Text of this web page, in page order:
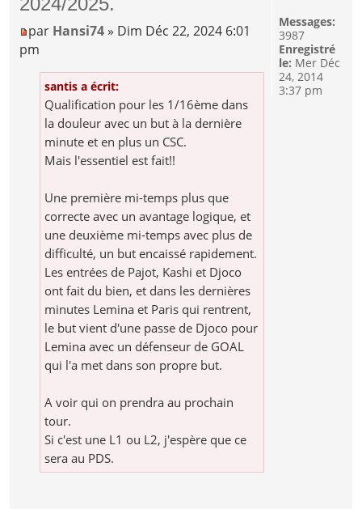
par Hansi74 » Dim Déc 22, 2024 6:01
pm
santis a écrit:
Qualification pour les 1/16ème dans
la douleur avec un but à la dernière
minute et en plus un CSC.
Mais l'essentiel est fait!!
Une première mi-temps plus que
correcte avec un avantage logique, et
une deuxième mi-temps avec plus de
difficulté, un but encaissé rapidement.
Les entrées de Pajot, Kashi et Djoco
ont fait du bien, et dans les dernières
minutes Lemina et Paris qui rentrent,
le but vient d'une passe de Djoco pour
Lemina avec un défenseur de GOAL
qui l'a met dans son propre but.
A voir qui on prendra au prochain
tour.
Si c'est une L1 ou L2, j'espère que ce
sera au PDS.
Messages:
3987
Enregistré
le: Mer Déc
24, 2014
3:37 pm